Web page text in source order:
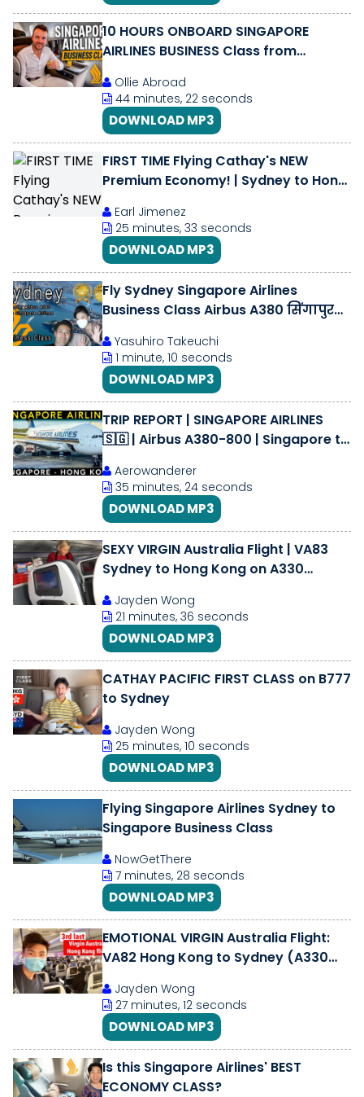
10 HOURS ONBOARD SINGAPORE
AIRLINES BUSINESS Class from
Singapore)
Ollie Abroad
44 minutes, 22 seconds
DOWNLOAD MP3
FIRST TIME Flying Cathay's NEW
Premium Economy! | Sydney to Hong
Earl Jimenez
25 minutes, 33 seconds
DOWNLOAD MP3
Fly Sydney Singapore Airlines
Business Class Airbus A380 सिंगापुर
Yasuhiro Takeuchi
1 minute, 10 seconds
DOWNLOAD MP3
TRIP REPORT | SINGAPORE AIRLINES
🇸🇬 | Airbus A380-800 | Singapore to
Aerowanderer
35 minutes, 24 seconds
DOWNLOAD MP3
SEXY VIRGIN Australia Flight | VA83
Sydney to Hong Kong on A330
Jayden Wong
21 minutes, 36 seconds
DOWNLOAD MP3
CATHAY PACIFIC FIRST CLASS on B777
to Sydney
Jayden Wong
25 minutes, 10 seconds
DOWNLOAD MP3
Flying Singapore Airlines Sydney to
Singapore Business Class
NowGetThere
7 minutes, 28 seconds
DOWNLOAD MP3
EMOTIONAL VIRGIN Australia Flight:
VA82 Hong Kong to Sydney (A330
Jayden Wong
27 minutes, 12 seconds
DOWNLOAD MP3
Is this Singapore Airlines' BEST
ECONOMY CLASS?